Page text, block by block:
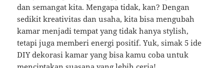
dan semangat kita. Mengapa tidak, kan? Dengan
sedikit kreativitas dan usaha, kita bisa mengubah
kamar menjadi tempat yang tidak hanya stylish,
tetapi juga memberi energi positif. Yuk, simak 5 ide
DIY dekorasi kamar yang bisa kamu coba untuk